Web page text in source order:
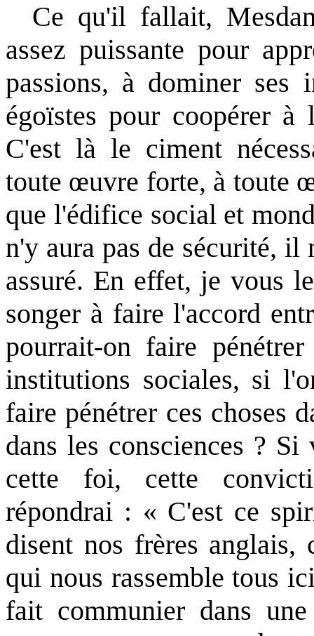
Ce qu'il fallait,
assez puissante pour
passions, à dominer ses
égoïstes pour coopérer à
C'est là le ciment
toute œuvre forte, à toute
que l'édifice social et
n'y aura pas de sécurité, il
assuré. En effet, je vous
songer à faire l'accord
pourrait-on faire
institutions sociales, si
faire pénétrer ces choses
dans les consciences ?
cette foi, cette
répondrai : « C'est ce
disent nos frères anglais,
qui nous rassemble tous
fait communier dans